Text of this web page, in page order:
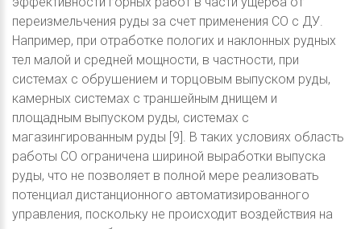
переизмельчения руды за счет применения СО с ДУ.
Например, при отработке пологих и наклонных рудных
тел малой и средней мощности, в частности, при
системах с обрушением и торцовым выпуском руды,
камерных системах с траншейным днищем и
площадным выпуском руды, системах с
магазингированным руды [9]. В таких условиях область
работы СО ограничена шириной выработки выпуска
руды, что не позволяет в полной мере реализовать
потенциал дистанционного автоматизированного
управления, поскольку не происходит воздействия на